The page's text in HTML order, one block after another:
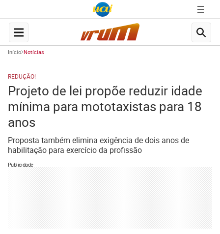
Início Notícias
REDUÇÃO!
Projeto de lei propõe reduzir idade
mínima para mototaxistas para 18
anos
Proposta também elimina exigência de dois anos de
habilitação para exercício da profissão
Publicidade